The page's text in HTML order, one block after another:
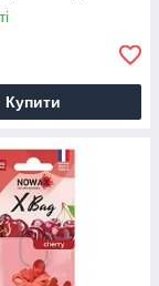
Купити